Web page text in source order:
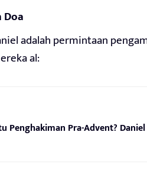
adalah permintaan
al:
Penghakiman Pra-Advent? Daniel